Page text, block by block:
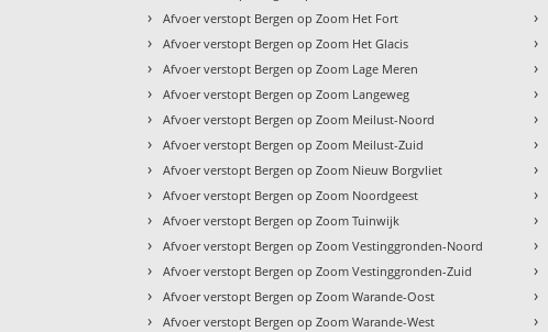
› Afvoer verstopt Bergen op Zoom Het Fort
› Afvoer verstopt Bergen op Zoom Het Glacis
› Afvoer verstopt Bergen op Zoom Lage Meren
› Afvoer verstopt Bergen op Zoom Langeweg
› Afvoer verstopt Bergen op Zoom Meilust-Noord
› Afvoer verstopt Bergen op Zoom Meilust-Zuid
› Afvoer verstopt Bergen op Zoom Nieuw Borgvliet
› Afvoer verstopt Bergen op Zoom Noordgeest
› Afvoer verstopt Bergen op Zoom Tuinwijk
› Afvoer verstopt Bergen op Zoom Vestinggronden-Noord
› Afvoer verstopt Bergen op Zoom Vestinggronden-Zuid
› Afvoer verstopt Bergen op Zoom Warande-Oost
› Afvoer verstopt Bergen op Zoom Warande-West
›
›
›
›
›
›
›
›
›
›
›
›
›